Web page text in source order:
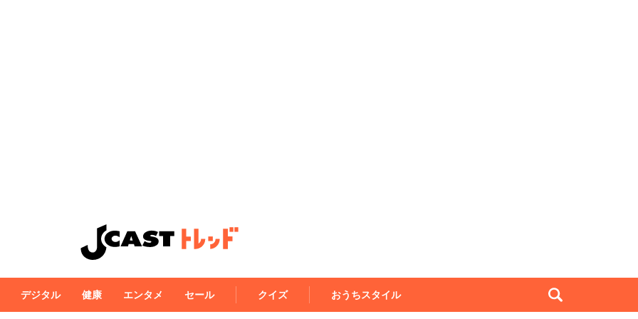
デジタル 健康 エンタメ セール クイズ おうちスタイル